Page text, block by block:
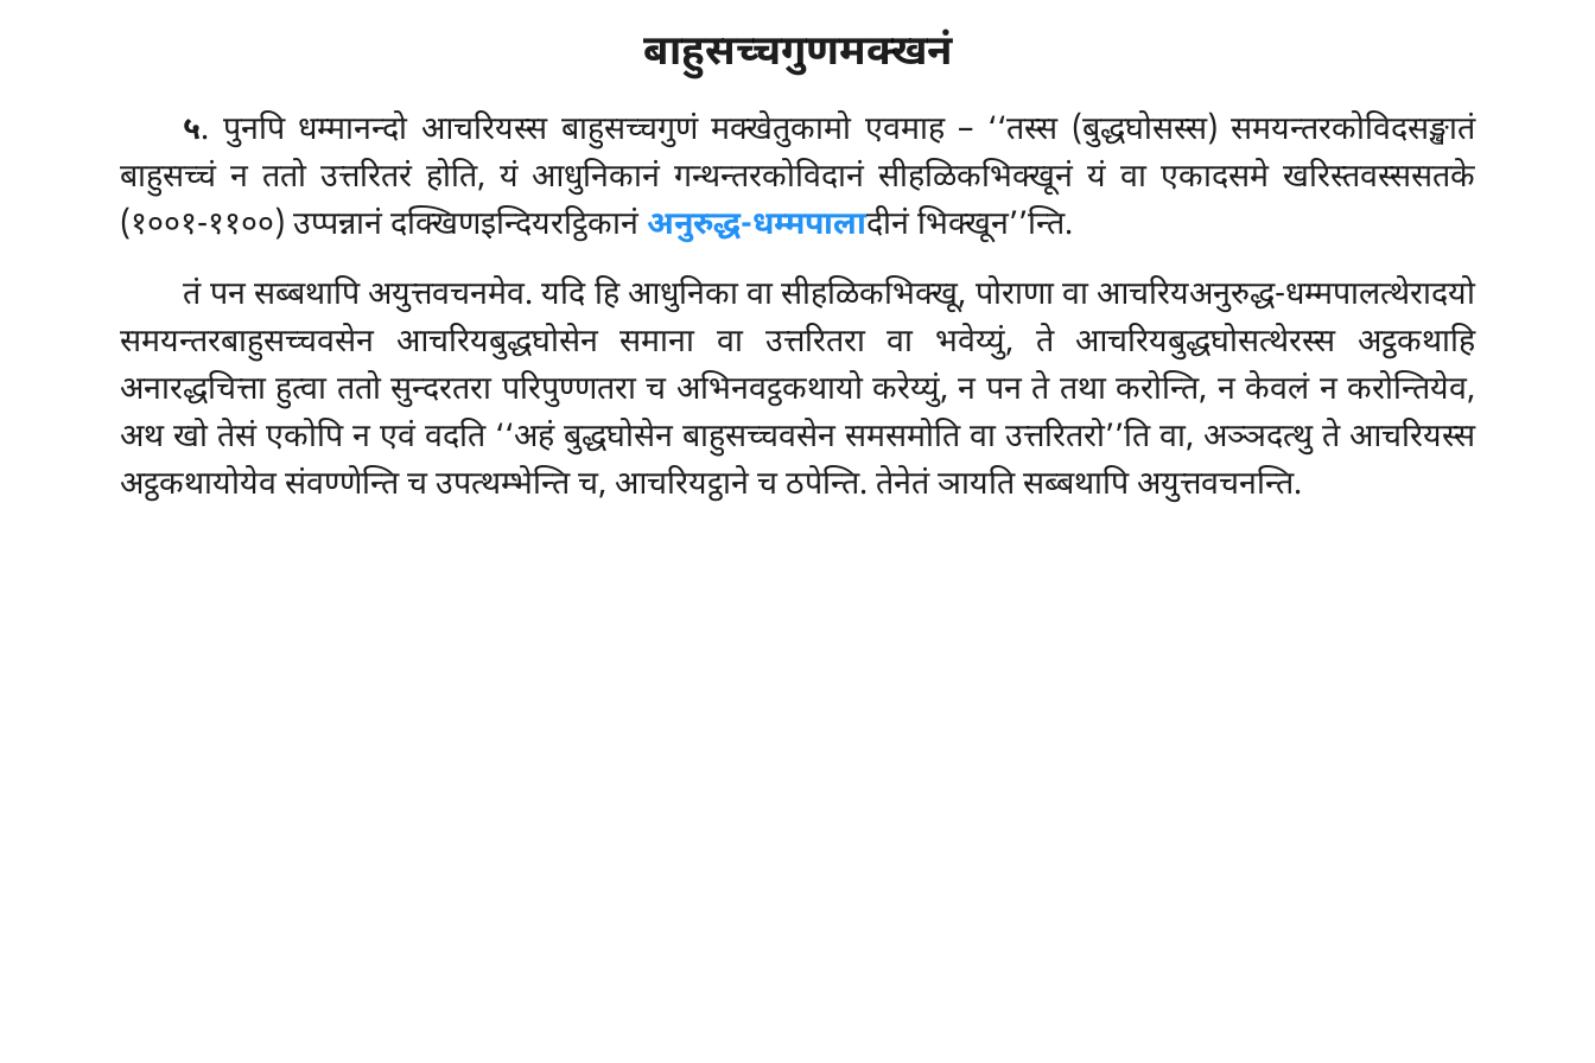
बाहुसच्चगुणमक्खनं
५. पुनपि धम्मानन्दो आचरियस्स बाहुसच्चगुणं मक्खेतुकामो एवमाह – ‘‘तस्स (बुद्धघोसस्स) समयन्तरकोविदसङ्खातं
बाहुसच्चं न ततो उत्तरितरं होति, यं आधुनिकानं गन्थन्तरकोविदानं सीहळिकभिक्खूनं यं वा एकादसमे खरिस्तवस्ससतके
(१००१-११००) उप्पन्नानं दक्खिणइन्दियरट्ठिकानं अनुरुद्ध-धम्मपालादीनं भिक्खून’’न्ति.
तं पन सब्बथापि अयुत्तवचनमेव. यदि हि आधुनिका वा सीहळिकभिक्खू, पोराणा वा आचरियअनुरुद्ध-धम्मपालत्थेरादयो
समयन्तरबाहुसच्चवसेन आचरियबुद्धघोसेन समाना वा उत्तरितरा वा भवेय्युं, ते आचरियबुद्धघोसत्थेरस्स अट्ठकथाहि
अनारद्धचित्ता हुत्वा ततो सुन्दरतरा परिपुण्णतरा च अभिनवट्ठकथायो करेय्युं, न पन ते तथा करोन्ति, न केवलं न करोन्तियेव,
अथ खो तेसं एकोपि न एवं वदति ‘‘अहं बुद्धघोसेन बाहुसच्चवसेन समसमोति वा उत्तरितरो’’ति वा, अञ्ञदत्थु ते आचरियस्स
अट्ठकथायोयेव संवण्णेन्ति च उपत्थम्भेन्ति च, आचरियट्ठाने च ठपेन्ति. तेनेतं ञायति सब्बथापि अयुत्तवचनन्ति.